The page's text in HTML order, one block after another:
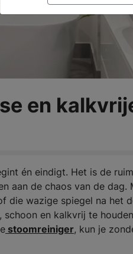
en
én eindigt. Het is de
aan de chaos van de dag.
die wazige spiegel na het
en kalkvrij te
stoomreiniger, kun je